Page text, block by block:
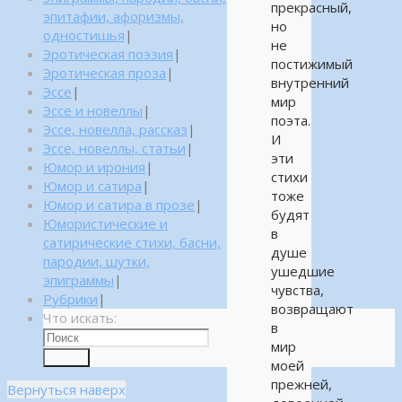
прекрасный,
но
не
постижимый
внутренний
мир
поэта.
И
эти
стихи
тоже
будят
в
душе
ушедшие
чувства,
возвращают
в
мир
моей
прежней,
эпитафии, афоризмы,
одностишья |
Эротическая поэзия |
Эротическая проза |
Эссе |
Эссе и новеллы |
Эссе, новелла, рассказ |
Эссе, новеллы, статьи |
Юмор и ирония |
Юмор и сатира |
Юмор и сатира в прозе |
Юмористические и
сатирические стихи, басни,
пародии, шутки,
эпиграммы |
Рубрики |
Что искать:
Вернуться наверх